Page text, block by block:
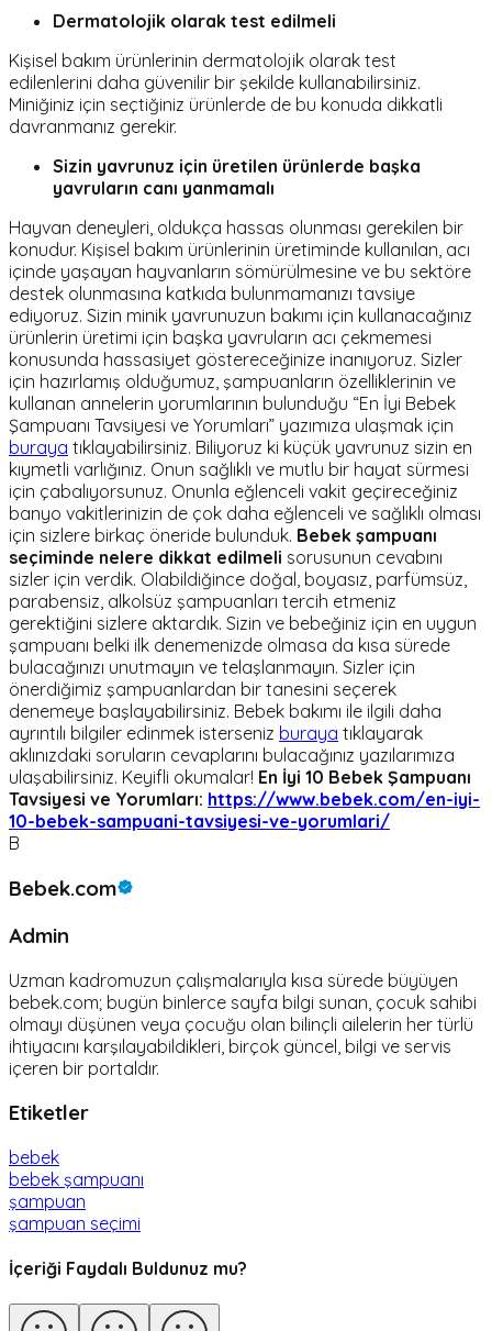
Dermatolojik olarak test edilmeli
Kişisel bakım ürünlerinin dermatolojik olarak test
edilenlerini daha güvenilir bir şekilde kullanabilirsiniz.
Miniğiniz için seçtiğiniz ürünlerde de bu konuda dikkatli
davranmanız gerekir.
Sizin yavrunuz için üretilen ürünlerde başka
yavruların canı yanmamalı
Hayvan deneyleri, oldukça hassas olunması gerekilen bir
konudur. Kişisel bakım ürünlerinin üretiminde kullanılan, acı
içinde yaşayan hayvanların sömürülmesine ve bu sektöre
destek olunmasına katkıda bulunmamanızı tavsiye
ediyoruz. Sizin minik yavrunuzun bakımı için kullanacağınız
ürünlerin üretimi için başka yavruların acı çekmemesi
konusunda hassasiyet göstereceğinize inanıyoruz. Sizler
için hazırlamış olduğumuz, şampuanların özelliklerinin ve
kullanan annelerin yorumlarının bulunduğu “En İyi Bebek
Şampuanı Tavsiyesi ve Yorumları” yazımıza ulaşmak için
buraya tıklayabilirsiniz. Biliyoruz ki küçük yavrunuz sizin en
kıymetli varlığınız. Onun sağlıklı ve mutlu bir hayat sürmesi
için çabalıyorsunuz. Onunla eğlenceli vakit geçireceğiniz
banyo vakitlerinizin de çok daha eğlenceli ve sağlıklı olması
için sizlere birkaç öneride bulunduk. Bebek şampuanı
seçiminde nelere dikkat edilmeli sorusunun cevabını
sizler için verdik. Olabildiğince doğal, boyasız, parfümsüz,
parabensiz, alkolsüz şampuanları tercih etmeniz
gerektiğini sizlere aktardık. Sizin ve bebeğiniz için en uygun
şampuanı belki ilk denemenizde olmasa da kısa sürede
bulacağınızı unutmayın ve telaşlanmayın. Sizler için
önerdiğimiz şampuanlardan bir tanesini seçerek
denemeye başlayabilirsiniz. Bebek bakımı ile ilgili daha
ayrıntılı bilgiler edinmek isterseniz buraya tıklayarak
aklınızdaki soruların cevaplarını bulacağınız yazılarımıza
ulaşabilirsiniz. Keyifli okumalar! En İyi 10 Bebek Şampuanı
Tavsiyesi ve Yorumları: https://www.bebek.com/en-iyi-
10-bebek-sampuani-tavsiyesi-ve-yorumlari/
B
Bebek.com
Admin
Uzman kadromuzun çalışmalarıyla kısa sürede büyüyen
bebek.com; bugün binlerce sayfa bilgi sunan, çocuk sahibi
olmayı düşünen veya çocuğu olan bilinçli ailelerin her türlü
ihtiyacını karşılayabildikleri, birçok güncel, bilgi ve servis
içeren bir portaldır.
Etiketler
bebek
bebek şampuanı
şampuan
şampuan seçimi
İçeriği Faydalı Buldunuz mu?